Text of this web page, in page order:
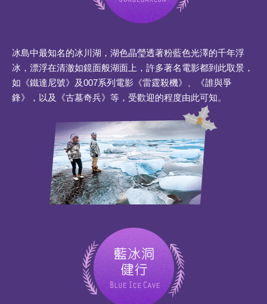
冰島中最知名的冰川湖，湖色晶瑩透著粉藍色光澤的千年浮
冰，漂浮在清澈如鏡面般湖面上，許多著名電影都到此取景，
如《鐵達尼號》及007系列電影《雷霆殺機》、《誰與爭
鋒》，以及《古墓奇兵》等，受歡迎的程度由此可知。